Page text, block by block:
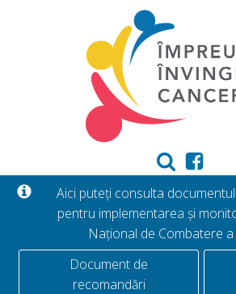
Aici puteți consulta
pentru implementarea și
Național de Combatere
Document de
recomandări